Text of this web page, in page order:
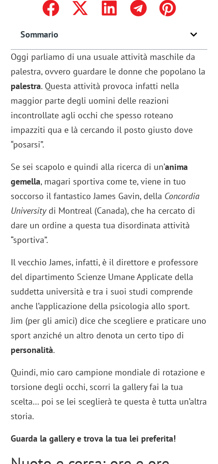
Sommario
Oggi parliamo di una usuale attività maschile da
palestra, ovvero guardare le donne che popolano la
palestra. Questa attività provoca infatti nella
maggior parte degli uomini delle reazioni
incontrollate agli occhi che spesso roteano
impazziti qua e là cercando il posto giusto dove
“posarsi”.
Se sei scapolo e quindi alla ricerca di un’anima
gemella, magari sportiva come te, viene in tuo
soccorso il fantastico James Gavin, della Concordia
Universitydi Montreal (Canada), che ha cercato di
dare un ordine a questa tua disordinata attività
“sportiva”.
Il vecchio James, infatti, è il direttore e professore
del dipartimento Scienze Umane Applicate della
suddetta università e tra i suoi studi comprende
anche l’applicazione della psicologia allo sport.
Jim (per gli amici) dice che scegliere e praticare uno
sport anziché un altro denota un certo tipo di
personalità.
Quindi, mio caro campione mondiale di rotazione e
torsione degli occhi, scorri la gallery fai la tua
scelta… poi se lei sceglierà te questa è tutta un’altra
storia.
Guarda la gallery e trova la tua lei preferita!